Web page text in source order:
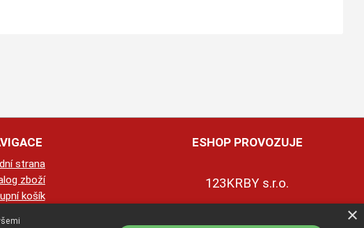
strana
zboží
košík
ESHOP PROVOZUJE
123KRBY s.r.o.
×